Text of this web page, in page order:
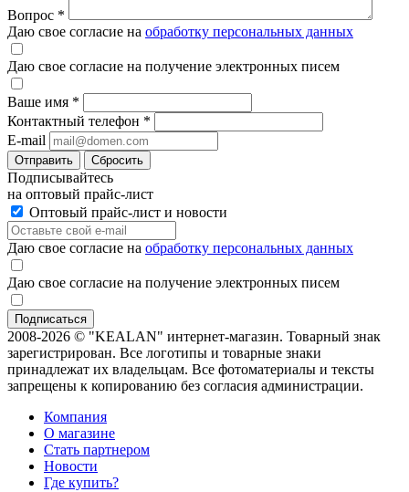
Вопрос *
Даю свое согласие на обработку персональных данных
Даю свое согласие на получение электронных писем
Ваше имя *
Контактный телефон *
E-mail
Отправить Сбросить
Подписывайтесь
на оптовый прайс-лист
Оптовый прайс-лист и новости
Даю свое согласие на обработку персональных данных
Даю свое согласие на получение электронных писем
2008-2026 © "KEALAN" интернет-магазин. Товарный знак
зарегистрирован. Все логотипы и товарные знаки
принадлежат их владельцам. Все фотоматериалы и тексты
запрещены к копированию без согласия администрации.
Компания
О магазине
Стать партнером
Новости
Где купить?